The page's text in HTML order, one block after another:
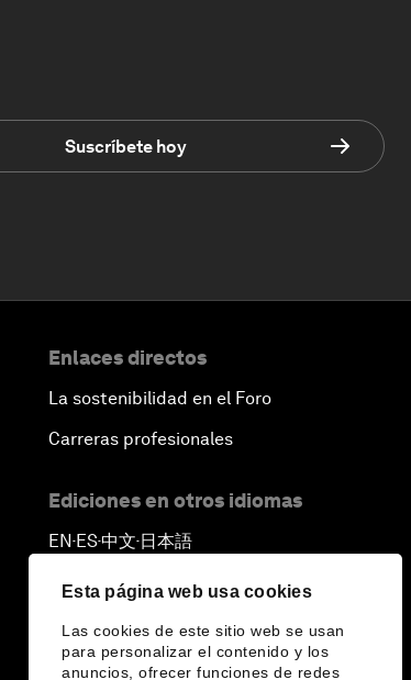
Esta página web usa cookies
Las cookies de este sitio web se usan
para personalizar el contenido y los
anuncios, ofrecer funciones de redes
Suscríbete hoy
Enlaces directos
La sostenibilidad en el Foro
Carreras profesionales
Ediciones en otros idiomas
EN ▪ES▪中文▪ 日本語